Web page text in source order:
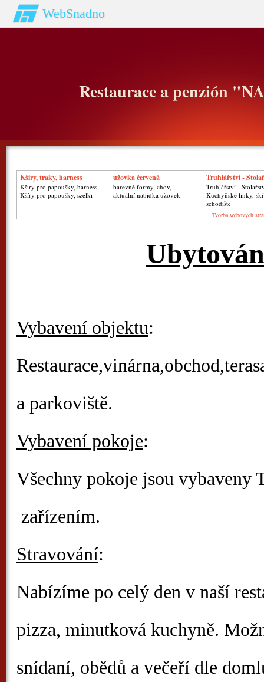
WebSnadno
Restaurace a penzión
Kšíry, traky, harness
Kširy pro papoušky, harness
Kšíry pro papoušky, szelki
užovka červená
barevné formy, chov,
aktuální nabídka užovek
Truhlářství -
Truhlářství -
Kuchyňské linky,
schodiště
Tvorba webových
Vybavení objektu:
a parkoviště.
Vybavení pokoje:
Všechny pokoje jsou vybaveny
zařízením.
Stravování:
Nabízíme po celý den v naší
pizza, minutková kuchyně.
snídaní, obědů a večeří dle